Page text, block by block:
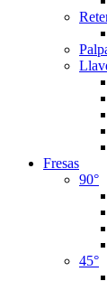
Fresas
90°
45°